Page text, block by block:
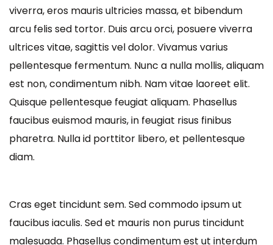
viverra, eros mauris ultricies massa, et bibendum
arcu felis sed tortor. Duis arcu orci, posuere viverra
ultrices vitae, sagittis vel dolor. Vivamus varius
pellentesque fermentum. Nunc a nulla mollis, aliquam
est non, condimentum nibh. Nam vitae laoreet elit.
Quisque pellentesque feugiat aliquam. Phasellus
faucibus euismod mauris, in feugiat risus finibus
pharetra. Nulla id porttitor libero, et pellentesque
diam.
Cras eget tincidunt sem. Sed commodo ipsum ut
faucibus iaculis. Sed et mauris non purus tincidunt
malesuada. Phasellus condimentum est ut interdum